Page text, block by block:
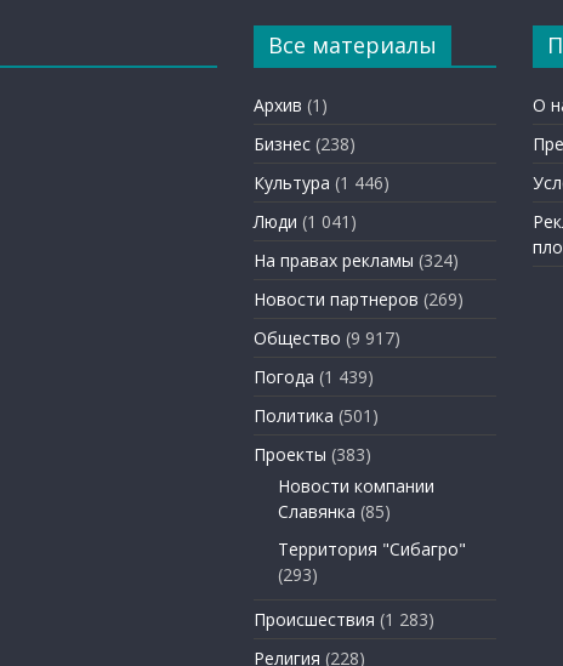
Все материалы
Архив (1)
Бизнес (238)
Культура (1 446)
Люди (1 041)
На правах рекламы (324)
Новости партнеров (269)
Общество (9 917)
Погода (1 439)
Политика (501)
Проекты (383)
Новости компании
Славянка (85)
Территория "Сибагро"
(293)
Происшествия (1 283)
Религия (228)
О